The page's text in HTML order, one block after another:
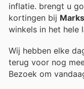
inflatie. brengt u
kortingen bij
winkels in het hele
Wij hebben elke
terug voor nog
Bezoek om